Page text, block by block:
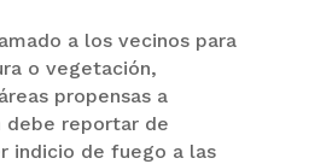
a los vecinos para
o vegetación,
propensas a
debe reportar de
indicio de fuego a las